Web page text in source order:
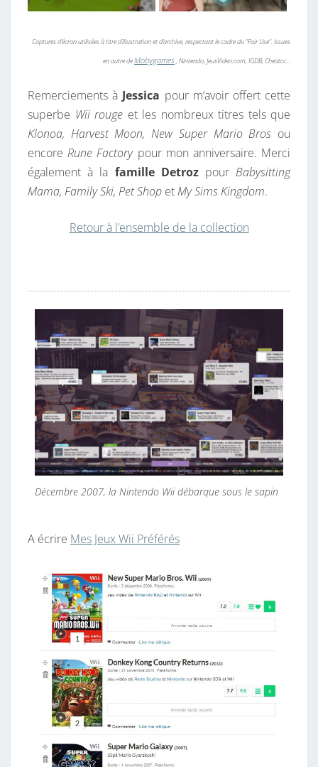
Captures d’écran utilisées à titre d’illustration et d’archive, respectant le cadre du “Fair Use“. Issues
en autre deMobygames, Nintendo, JeuxVideo.com, IGDB, Cheatcc…
Remerciements à Jessica pour m’avoir offert cette
superbe Wii rouge et les nombreux titres tels que
Klonoa, Harvest Moon, New Super Mario Bros ou
encoreRune Factorypour mon anniversaire. Merci
également à la famille DetrozpourBabysitting
Mama, Family Ski, Pet Shop etMy Sims Kingdom.
Retour à l’ensemble de la collection
Décembre 2007, la Nintendo Wii débarque sous le sapin
A écrire Mes Jeux Wii Préférés